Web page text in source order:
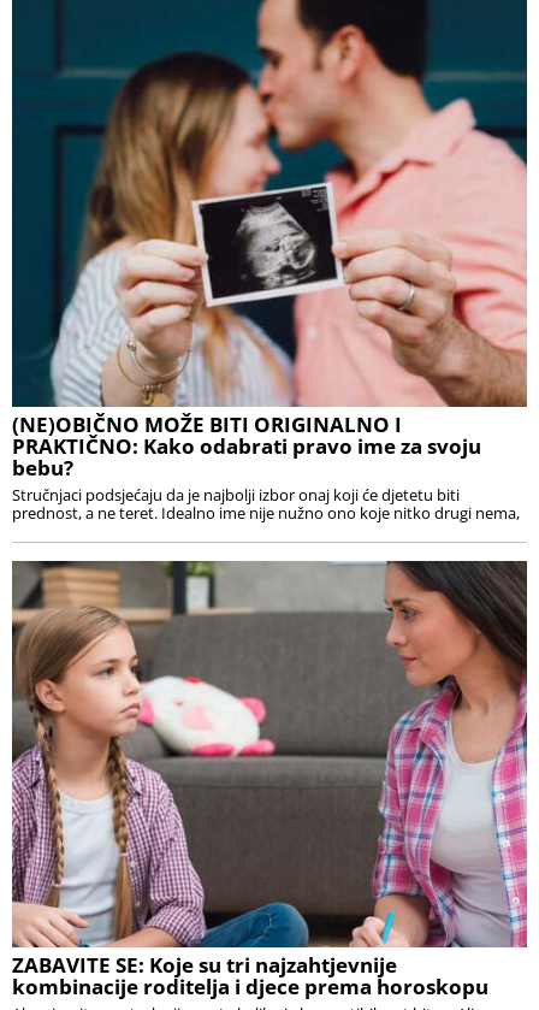
(NE)OBIČNO MOŽE BITI ORIGINALNO I
PRAKTIČNO: Kako odabrati pravo ime za svoju
bebu?
Stručnjaci podsjećaju da je najbolji izbor onaj koji će djetetu biti
prednost, a ne teret. Idealno ime nije nužno ono koje nitko drugi nema,
ZABAVITE SE: Koje su tri najzahtjevnije
kombinacije roditelja i djece prema horoskopu